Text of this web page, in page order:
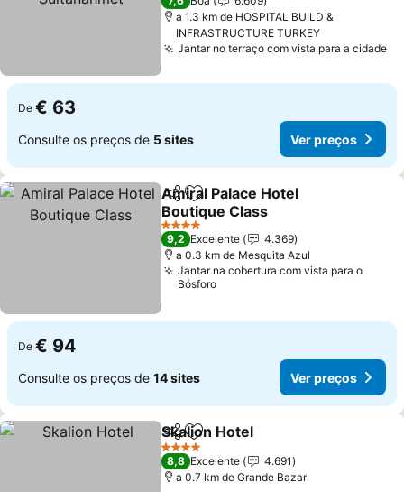
a 1.3 km de HOSPITAL BUILD &
INFRASTRUCTURE TURKEY
Jantar no terraço com vista para a cidade
De € 63
Consulte os preços de 5 sites Ver preços
PartilharAdicionar aos favoritos
Amiral Palace Hotel
Boutique Class
4 Estrelas
9,2 Excelente
4.369
a 0.3 km de Mesquita Azul
Jantar na cobertura com vista para o
Bósforo
De € 94
Consulte os preços de 14 sites Ver preços
PartilharAdicionar aos favoritos
Skalion Hotel
4 Estrelas
8,8 Excelente
4.691
a 0.7 km de Grande Bazar